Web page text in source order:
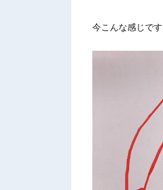
今こんな感じです